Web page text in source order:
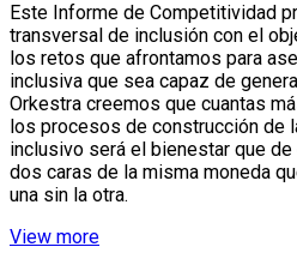
Este Informe de Competitividad
transversal de inclusión con el
los retos que afrontamos para
inclusiva que sea capaz de
Orkestra creemos que cuantas
los procesos de construcción de
inclusivo será el bienestar que
dos caras de la misma moneda
una sin la otra.
View more